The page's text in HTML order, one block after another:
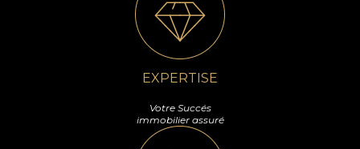
EXPERTISE
Votre Succés
immobilier assuré